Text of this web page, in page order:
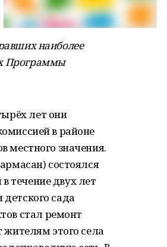
наиболее
Программы
лет они
в районе
местного значения.
состоялся
течение двух лет
сада
стал ремонт
жителям этого села